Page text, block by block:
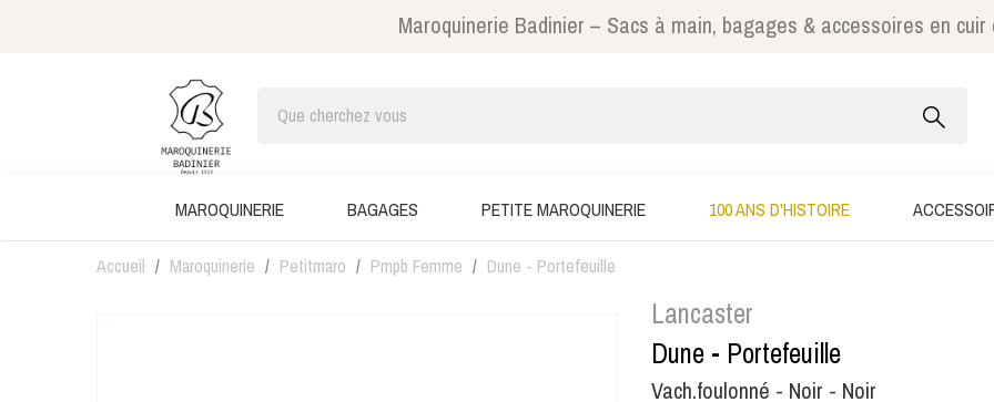
Maroquinerie Badinier – Sacs à main, bagages & accessoires en cuir
MAROQUINERIE BAGAGES PETITE MAROQUINERIE 100 ANS D'HISTOIRE
Accueil Maroquinerie Petitmaro Pmpb Femme Dune - Portefeuille
Lancaster
Dune - Portefeuille
Vach.foulonné - Noir - Noir